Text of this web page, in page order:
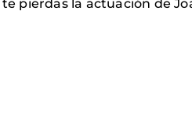
pierdas la actuación de